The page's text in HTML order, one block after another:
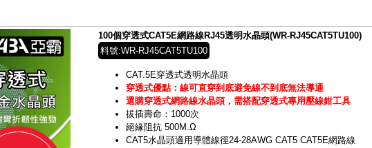
100個穿透式CAT5E網路線RJ45透明水晶頭(WR-RJ45CAT5TU100)
料號:WR-RJ45CAT5TU100
CAT.5E穿透式透明水晶頭
穿透式優點：線可直穿到底避免線不到底無法導通
選購穿透式網路線水晶頭，需搭配穿透式專用壓線鉗工具
拔插壽命：1000次
絕緣阻抗 500M.Ω
CAT5水晶頭適用導體線徑24-28AWG CAT5 CAT5E網路線